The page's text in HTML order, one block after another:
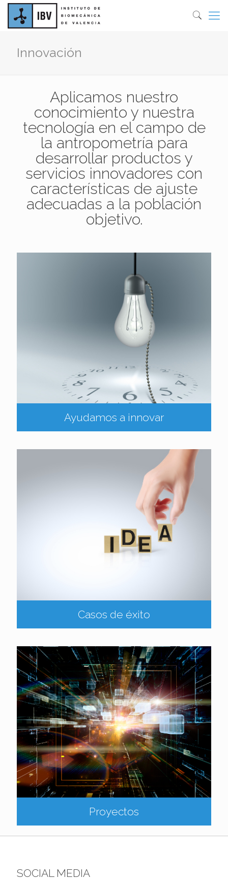
Innovación
Aplicamos nuestro
conocimiento y nuestra
tecnología en el campo de
la antropometría para
desarrollar productos y
servicios innovadores con
características de ajuste
adecuadas a la población
objetivo.
Ayudamos a innovar
Casos de éxito
Proyectos
SOCIAL MEDIA